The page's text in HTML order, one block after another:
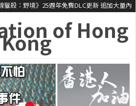
獵殺：野境》25週年免費DLC更新 追加大量內
平價折扣
of Hong
Kong